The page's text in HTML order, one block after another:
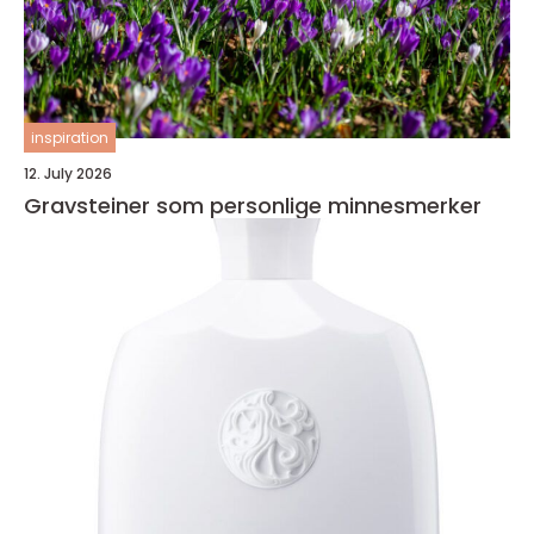
inspiration
12. July 2026
Gravsteiner som personlige minnesmerker